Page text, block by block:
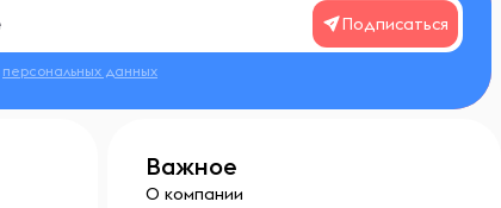
Подписаться
персональных данных
Важное
О компании